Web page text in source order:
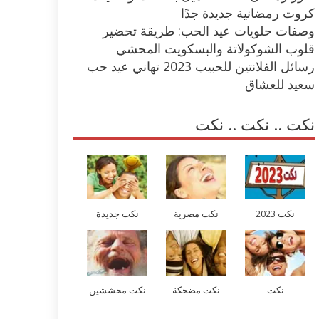
كروت رمضانية جديدة جدًا
وصفات حلويات عيد الحب: طريقة تحضير
قلوب الشوكولاتة والبسكويت المحشي
رسائل الفلانتين للحبيب 2023 تهاني عيد حب
سعيد للعشاق
نكت .. نكت .. نكت
نكت 2023 نكت مصرية نكت جديدة
نكت نكت مضحكة نكت محششين